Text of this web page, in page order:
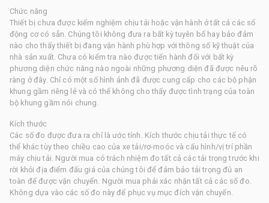
Chức năng
Thiết bị chưa được kiểm nghiệm chịu tải hoặc vận hành ở tất cả các số
động cơ có sẵn. Chúng tôi không đưa ra bất kỳ tuyên bố hay bảo đảm
nào cho thấy thiết bị đang vận hành phù hợp với thông số kỹ thuật của
nhà sản xuất. Chưa có kiểm tra nào được tiến hành đối với bất kỳ
phương diện chức năng nào ngoài những phương diện đã được nêu rõ
ràng ở đây. Chỉ có một số hình ảnh đã được cung cấp cho các bộ phận
khung gầm riêng lẻ và có thể không cho thấy được tình trạng của toàn
bộ khung gầm nói chung.
Kích thước
Các số đo được đưa ra chỉ là ước tính. Kích thước chịu tải thực tế có
thể khác tùy theo chiều cao của xe tải/rơ-moóc và cấu hình/vị trí phần
máy chịu tải. Người mua có trách nhiệm đo tất cả các tải trọng trước khi
rời khỏi địa điểm đấu giá của chúng tôi để đảm bảo tải trọng đủ an
toàn để được vận chuyển. Người mua phải xác nhận tất cả các số đo.
Không dựa vào các số đo này để phục vụ mục đích vận chuyển.